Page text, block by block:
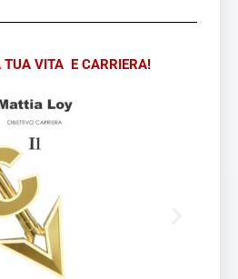
TUA VITA E CARRIERA!